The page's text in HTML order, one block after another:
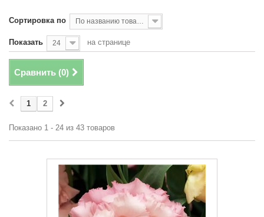
Сортировка по По названию товара, от А до Я
Показать 24 на странице
Сравнить (0)
1 2
Показано 1 - 24 из 43 товаров